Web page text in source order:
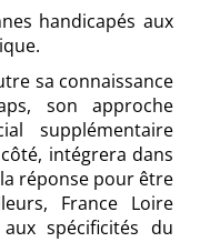
handicapés aux
sa connaissance
son approche
supplémentaire
intégrera dans
réponse pour être
France Loire
spécificités du